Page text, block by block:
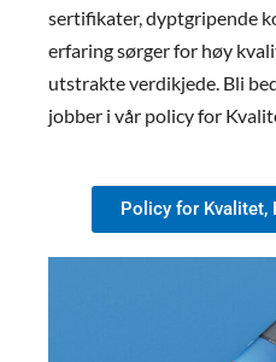
sertifikater, dyptgripende
erfaring sørger for høy
utstrakte verdikjede. Bli
jobber i vår policy for
Policy for Kvalitet,